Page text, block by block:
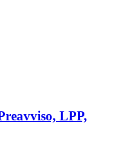
LPP,